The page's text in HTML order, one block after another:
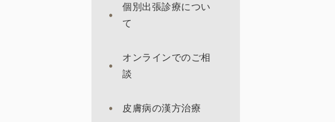
個別出張診療につい
て
オンラインでのご相
談
皮膚病の漢方治療